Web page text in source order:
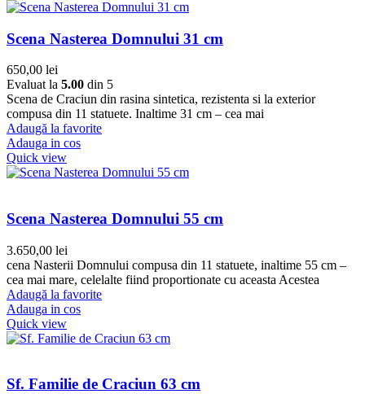
Scena Nasterea Domnului 31 cm
650,00 lei
Evaluat la 5.00 din 5
Scena de Craciun din rasina sintetica, rezistenta si la exterior
compusa din 11 statuete. Inaltime 31 cm – cea mai
Adaugă la favorite
Adauga in cos
Quick view
Scena Nasterea Domnului 55 cm
3.650,00 lei
cena Nasterii Domnului compusa din 11 statuete, inaltime 55 cm –
cea mai mare, celelalte fiind proportionate cu aceasta Acestea
Adaugă la favorite
Adauga in cos
Quick view
Sf. Familie de Craciun 63 cm